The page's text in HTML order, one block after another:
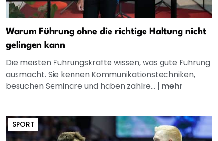
Warum Führung ohne die richtige Haltung nicht
gelingen kann
Die meisten Führungskräfte wissen, was gute Führung
ausmacht. Sie kennen Kommunikationstechniken,
besuchen Seminare und haben zahlre... | mehr
SPORT